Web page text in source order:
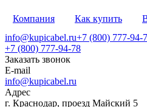
Компания Как купить
info@kupicabel.ru+7 (800) 777-94-
+7 (800) 777-94-78
Заказать звонок
E-mail
info@kupicabel.ru
Адрес
г. Краснодар, проезд Майский 5